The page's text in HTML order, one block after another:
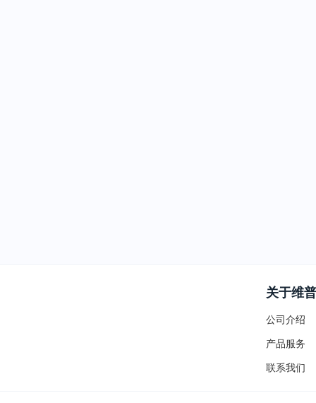
关于维普
公司介绍
产品服务
联系我们